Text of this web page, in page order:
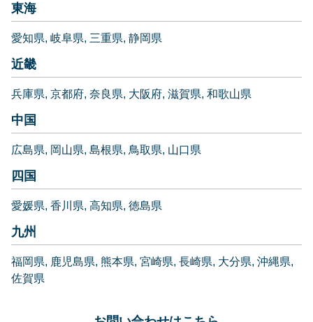
東海
愛知県 岐阜県 三重県 静岡県
近畿
兵庫県 京都府 奈良県 大阪府 滋賀県 和歌山県
中国
広島県 岡山県 島根県 鳥取県 山口県
四国
愛媛県 香川県 高知県 徳島県
九州
福岡県 鹿児島県 熊本県 宮崎県 長崎県 大分県 沖縄県
佐賀県